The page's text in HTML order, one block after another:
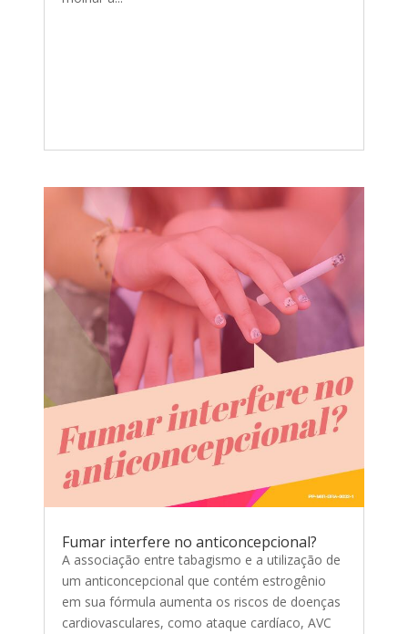
Fumar interfere no anticoncepcional?
A associação entre tabagismo e a utilização de
um anticoncepcional que contém estrogênio
em sua fórmula aumenta os riscos de doenças
cardiovasculares, como ataque cardíaco, AVC